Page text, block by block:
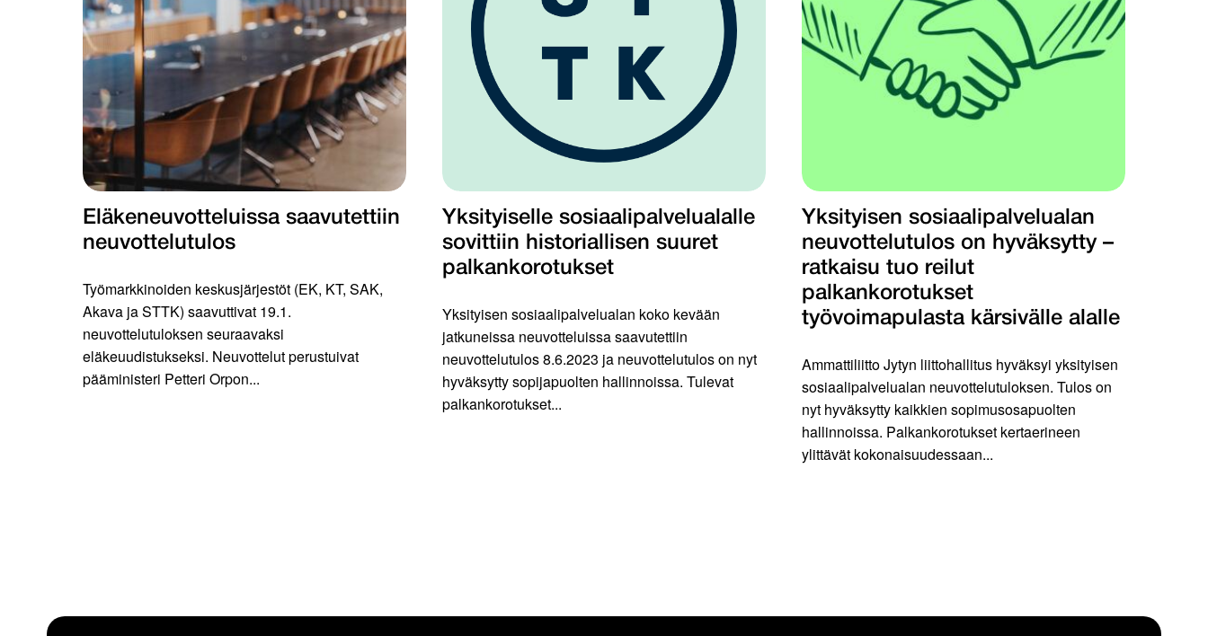
Eläkeneuvotteluissa saavutettiin
neuvottelutulos
Työmarkkinoiden keskusjärjestöt (EK, KT, SAK,
Akava ja STTK) saavuttivat 19.1.
neuvottelutuloksen seuraavaksi
eläkeuudistukseksi. Neuvottelut perustuivat
pääministeri Petteri Orpon...
Yksityiselle sosiaalipalvelualalle
sovittiin historiallisen suuret
palkankorotukset
Yksityisen sosiaalipalvelualan koko kevään
jatkuneissa neuvotteluissa saavutettiin
neuvottelutulos 8.6.2023 ja neuvottelutulos on nyt
hyväksytty sopijapuolten hallinnoissa. Tulevat
palkankorotukset...
Yksityisen sosiaalipalvelualan
neuvottelutulos on hyväksytty –
ratkaisu tuo reilut
palkankorotukset
työvoimapulasta kärsivälle alalle
Ammattiliitto Jytyn liittohallitus hyväksyi yksityisen
sosiaalipalvelualan neuvottelutuloksen. Tulos on
nyt hyväksytty kaikkien sopimusosapuolten
hallinnoissa. Palkankorotukset kertaerineen
ylittävät kokonaisuudessaan...